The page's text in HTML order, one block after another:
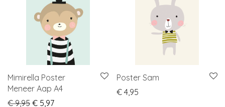
Mimirella Poster
Meneer Aap A4
€9,95 Original price was: € 9,95.
€ 5,97Current price is: € 5,97.
Poster Sam
€ 4,95